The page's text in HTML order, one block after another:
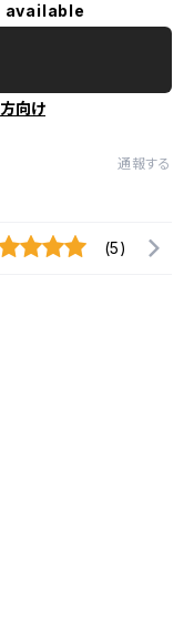
向け
通報する
(5)